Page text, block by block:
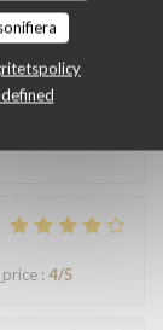
:5/5
c'était
: 4/5